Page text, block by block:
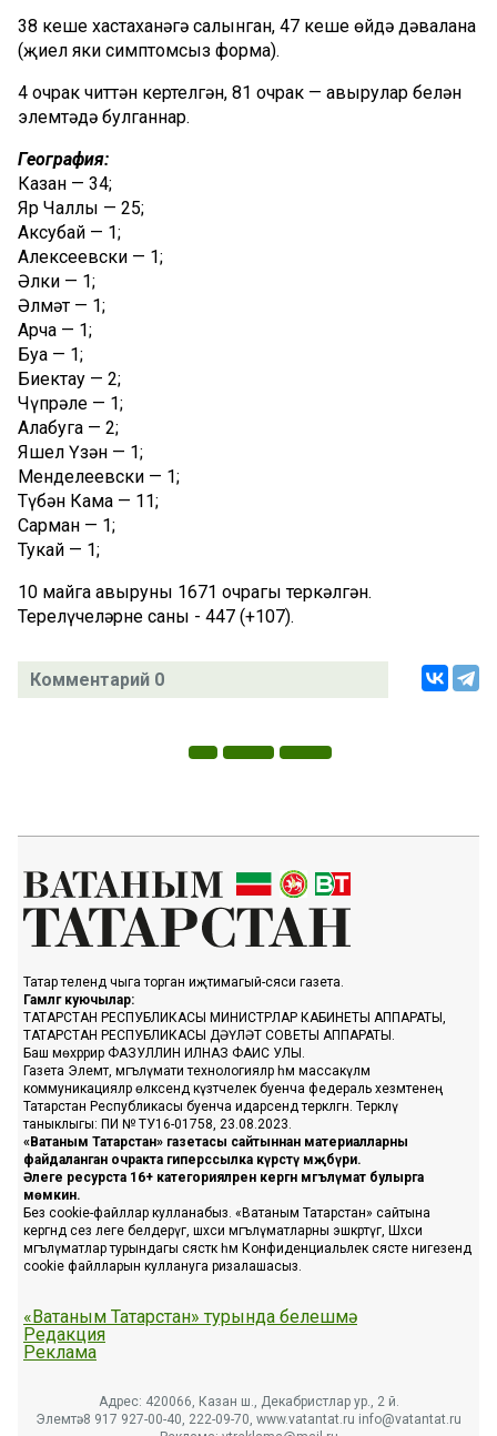
38 кеше хастаханәгә салынган, 47 кеше өйдә дәвалана
(җиңел яки симптомсыз форма).
4 очрак читтән кертелгән, 81 очрак — авырулар белән
элемтәдә булганнар.
География:
Казан — 34;
Яр Чаллы — 25;
Аксубай — 1;
Алексеевски — 1;
Әлки — 1;
Әлмәт — 1;
Арча — 1;
Буа — 1;
Биектау — 2;
Чүпрәле — 1;
Алабуга — 2;
Яшел Үзән — 1;
Менделеевски — 1;
Түбән Кама — 11;
Сарман — 1;
Тукай — 1;
10 майга авыруның 1671 очрагы теркәлгән.
Терелүчеләрнең саны - 447 (+107).
Комментарий 0
Татар телендә чыга торган иҗтимагый-сәяси газета.
Гамәлгә куючылар:
ТАТАРСТАН РЕСПУБЛИКАСЫ МИНИСТРЛАР КАБИНЕТЫ АППАРАТЫ,
ТАТАРСТАН РЕСПУБЛИКАСЫ ДӘҮЛӘТ СОВЕТЫ АППАРАТЫ.
Баш мөхәррир ФАЗУЛЛИН ИЛНАЗ ФАИС УЛЫ.
Газета Элемтә, мәгълүмати технологияләр һәм массакүләм
коммуникацияләр өлкәсендә күзәтчелек буенча федераль хезмәтенең
Татарстан Республикасы буенча идарәсендә теркәлгән. Теркәлү
таныклыгы: ПИ № ТУ16-01758, 23.08.2023.
«Ватаным Татарстан» газетасы сайтыннан материалларны
файдаланган очракта гиперссылка күрсәтү мәҗбүри.
Әлеге ресурста 16+ категорияләренә кергән мәгълүмат булырга
мөмкин.
Без cookie-файллар кулланабыз. «Ватаным Татарстан» сайтына
кергәндә сез әлеге белдерүгә, шәхси мәгълүматларны эшкәртүгә, Шәхси
мәгълүматлар турындагы сәясәткә һәм Конфиденциальлек сәясәте нигезендә
cookie файлларын куллануга ризалашасыз.
«Ватаным Татарстан» турында белешмә
Редакция
Реклама
Адрес: 420066, Казан ш., Декабристлар ур., 2 й.
Элемтә: 8 917 927-00-40, 222-09-70, www.vatantat.ru info@vatantat.ru